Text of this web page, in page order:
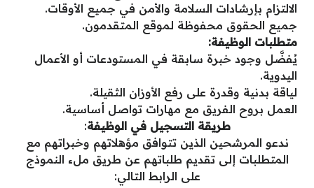
الالتزام بإرشادات السلامة والأمن في جميع الأوقات.
جميع الحقوق محفوظة لموقع المتقدمون.
متطلبات الوظيفة:
يُفضَّل وجود خبرة سابقة في المستودعات أو الأعمال
اليدوية.
لياقة بدنية وقدرة على رفع الأوزان الثقيلة.
العمل بروح الفريق مع مهارات تواصل أساسية.
طريقة التسجيل في الوظيفة:
ندعو المرشحين الذين تتوافق مؤهلاتهم وخبراتهم مع
المتطلبات إلى تقديم طلباتهم عن طريق ملء النموذج
على الرابط التالي: